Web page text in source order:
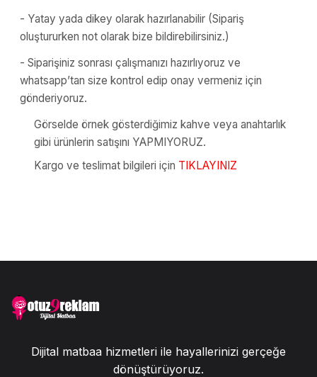
- Yatay yada dikey olarak hazırlanabilir (Sipariş
oluştururken not olarak bize bildirebilirsiniz.)
- Siparişiniz sonrası çalışmanızı hazırlıyoruz ve
whatsapp’tan size kontrol edip onay vermeniz için
gönderiyoruz.
Görselde örnek gösterdiğimiz kahve veya anahtarlık
gibi ürünlerin satışını YAPMIYORUZ.
Kargo ve teslimat bilgileri için TIKLAYINIZ
Dijital matbaa hizmetleri ile hayallerinizi gerçeğe
dönüştürüyoruz.